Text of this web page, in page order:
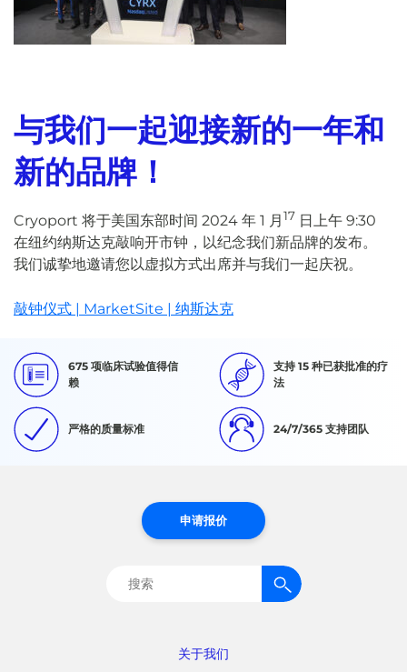
与我们一起迎接新的一年和
新的品牌！
Cryoport 将于美国东部时间 2024 年 1 月 17 日上午 9:30
在纽约纳斯达克敲响开市钟，以纪念我们新品牌的发布。
我们诚挚地邀请您以虚拟方式出席并与我们一起庆祝。
敲钟仪式 | MarketSite | 纳斯达克
675 项临床试验值得信
赖
支持 15 种已获批准的疗
法
严格的质量标准 24/7/365 支持团队
关于我们
申请报价
搜